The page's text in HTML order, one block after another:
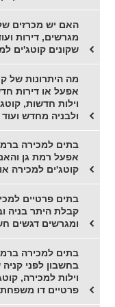
האם יש מכרזים
מגרשים, דירות
שקונים קוטג'ים
מה היתרונות של
אפעל או דירות
וילות חדשות,
ולבניה מחדש ועוד
בתים למכירה
אפעל רמת גן
קוטג'ים למכירה
בתים פרטיים
קבלת היתר בניה
ומגרשים דגשים
בתים למכירה
בחשבון לפני
וילות למכירה,
פרטיים דו